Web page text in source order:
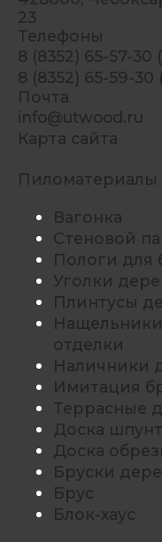
23
Телефоны
8 (8352) 65-57-
8 (8352) 65-59-
Почта
info@utwood.ru
Карта сайта
Пиломатериалы
Вагонка
Стеновой
Пологи для
Уголки
Плинтусы
отделки
Наличники
Имитация
Террасные
Доска
Доска
Бруски
Брус
Блок-хаус